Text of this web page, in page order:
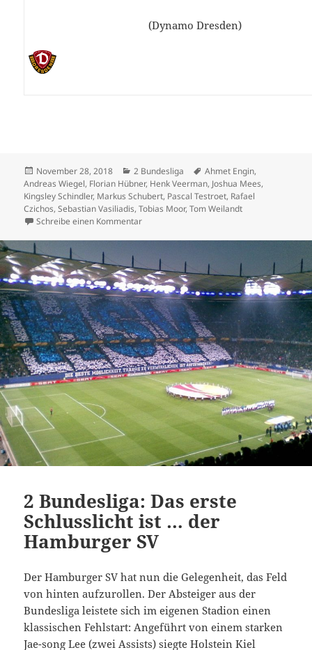
(Dynamo Dresden)
Veröffentlicht
am
November 28, 2018 Kategorien
2 Bundesliga Schlagwörter
Ahmet Engin,
Andreas Wiegel, Florian Hübner, Henk Veerman, Joshua Mees,
Kingsley Schindler, Markus Schubert, Pascal Testroet, Rafael
Czichos,Sebastian Vasiliadis,Tobias Moor,Tom Weilandt
Schreibe einen Kommentarzu 2 Bundesliga Jahn mit langer Serie – 94
2 Bundesliga: Das erste
Schlusslicht ist … der
Hamburger SV
Der Hamburger SV hat nun die Gelegenheit, das Feld
von hinten aufzurollen. Der Absteiger aus der
Bundesliga leistete sich im eigenen Stadion einen
klassischen Fehlstart: Angeführt von einem starken
Jae-song Lee (zwei Assists) siegte Holstein Kiel